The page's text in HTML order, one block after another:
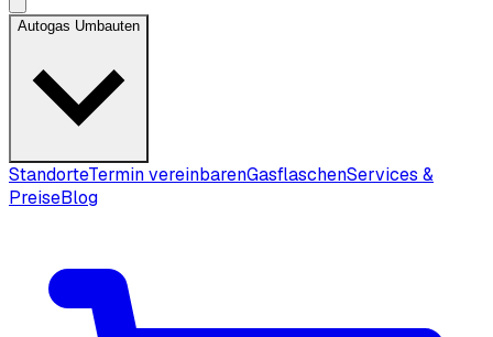
Autogas Umbauten
StandorteTermin vereinbarenGasflaschenServices &
PreiseBlog